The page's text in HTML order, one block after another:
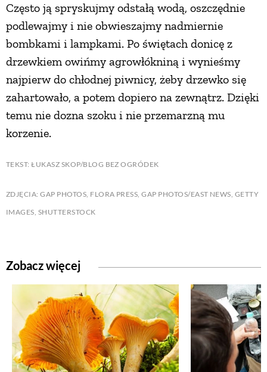
Często ją spryskujmy odstałą wodą, oszczędnie
podlewajmy i nie obwieszajmy nadmiernie
bombkami i lampkami. Po świętach donicę z
drzewkiem owińmy agrowłókniną i wynieśmy
najpierw do chłodnej piwnicy, żeby drzewko się
zahartowało, a potem dopiero na zewnątrz. Dzięki
temu nie dozna szoku i nie przemarzną mu
korzenie.
TEKST: ŁUKASZ SKOP/BLOG BEZ OGRÓDEK
ZDJĘCIA: GAP PHOTOS, FLORA PRESS, GAP PHOTOS/EAST NEWS, GETTY
IMAGES, SHUTTERSTOCK
Zobacz więcej
PRZYRODA
ZWIERZĘTA DOMOWE
ZWIERZĘTA W NATURZE
GRZYBY
KRAJOBRAZ
RĘKODZIEŁO
ZRÓB TO SAM
PRZEPISY